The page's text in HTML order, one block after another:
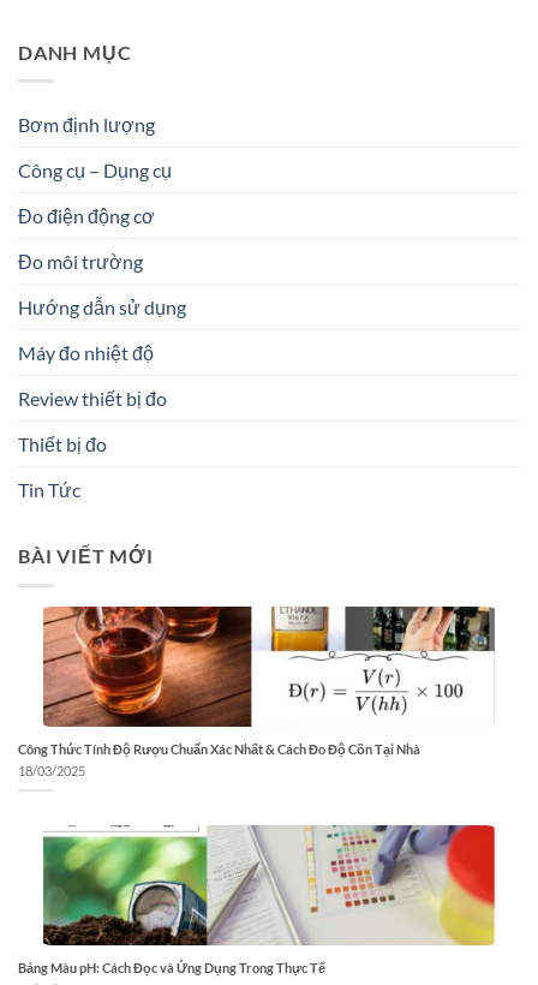
DANH MỤC
Bơm định lượng
Công cụ – Dụng cụ
Đo điện động cơ
Đo môi trường
Hướng dẫn sử dụng
Máy đo nhiệt độ
Review thiết bị đo
Thiết bị đo
Tin Tức
BÀI VIẾT MỚI
Công Thức Tính Độ Rượu Chuẩn Xác Nhất & Cách Đo Độ Cồn Tại Nhà
18/03/2025
Bảng Màu pH: Cách Đọc và Ứng Dụng Trong Thực Tế